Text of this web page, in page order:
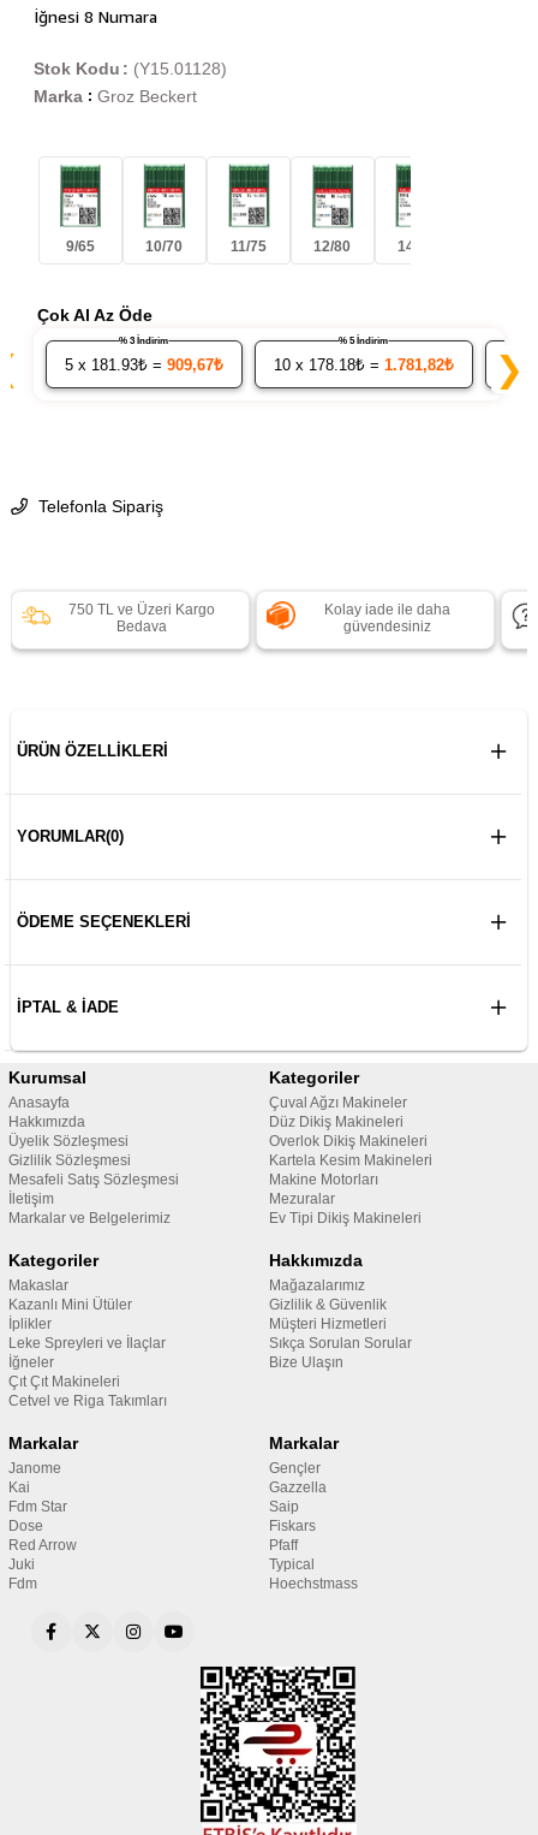
İğnesi 8 Numara
(Y15.01128)
Stok Kodu
Marka : Groz Beckert
9/65 10/70 11/75 12/80 14/90
Çok Al Az Öde
5x 181.93₺ = 909,67₺
% 3 İndirim
10x 178.18₺ = 1.781,82₺
% 5 İndirim
20
❯
Telefonla Sipariş
750 TL ve Üzeri Kargo
Bedava
Kolay iade ile daha
güvendesiniz
ÜRÜN ÖZELLIKLERI
YORUMLAR(0)
ÖDEME SEÇENEKLERI
İPTAL & İADE
Kurumsal
Anasayfa
Hakkımızda
Üyelik Sözleşmesi
Gizlilik Sözleşmesi
Mesafeli Satış Sözleşmesi
İletişim
Markalar ve Belgelerimiz
Kategoriler
Çuval Ağzı Makineler
Düz Dikiş Makineleri
Overlok Dikiş Makineleri
Kartela Kesim Makineleri
Makine Motorları
Mezuralar
Ev Tipi Dikiş Makineleri
Kategoriler
Makaslar
Kazanlı Mini Ütüler
İplikler
Leke Spreyleri ve İlaçlar
İğneler
Çıt Çıt Makineleri
Cetvel ve Riga Takımları
Hakkımızda
Mağazalarımız
Gizlilik & Güvenlik
Müşteri Hizmetleri
Sıkça Sorulan Sorular
Bize Ulaşın
Markalar
Janome
Kai
Fdm Star
Dose
Red Arrow
Juki
Fdm
Markalar
Gençler
Gazzella
Saip
Fiskars
Pfaff
Typical
Hoechstmass